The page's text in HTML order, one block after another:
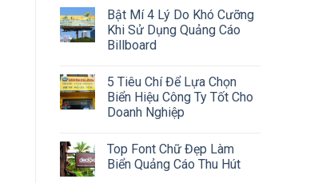
Bật Mí 4 Lý Do Khó Cưỡng
Khi Sử Dụng Quảng Cáo
Billboard
5 Tiêu Chí Để Lựa Chọn
Biển Hiệu Công Ty Tốt Cho
Doanh Nghiệp
Top Font Chữ Đẹp Làm
Biển Quảng Cáo Thu Hút